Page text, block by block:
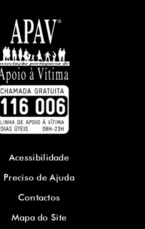
Acessibilidade
Preciso de Ajuda
Contactos
Mapa do Site